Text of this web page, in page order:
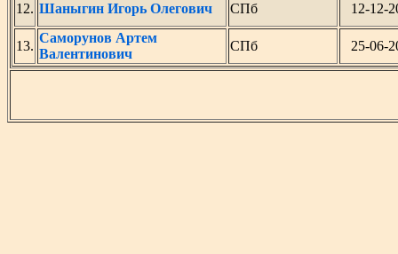
12. Шаныгин Игорь Олегович СПб 12-12-
13.
Саморунов Артем
Валентинович
СПб 25-06-